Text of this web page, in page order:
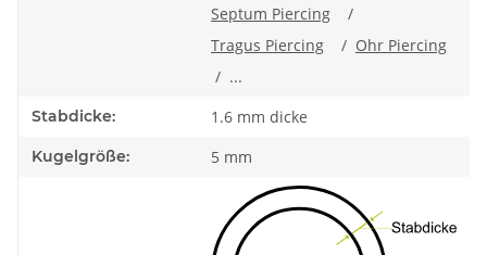
Septum Piercing
/
Tragus Piercing
/ Ohr Piercing
/ ...
Stabdicke: 1.6 mm dicke
Kugelgröße: 5 mm